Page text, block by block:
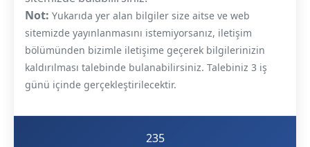
Not: Yukarıda yer alan bilgiler size aitse ve web
sitemizde yayınlanmasını istemiyorsanız, iletişim
bölümünden bizimle iletişime geçerek bilgilerinizin
kaldırılması talebinde bulanabilirsiniz. Talebiniz 3 iş
günü içinde gerçekleştirilecektir.
235